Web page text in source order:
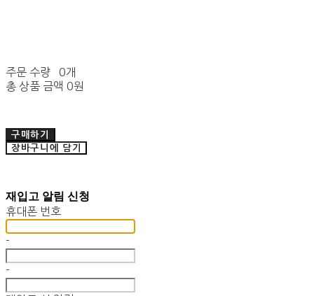
주문 수량
0개
총 상품 금액 0원
구매하기
장바구니에 담기
재입고 알림 신청
휴대폰 번호
-
-